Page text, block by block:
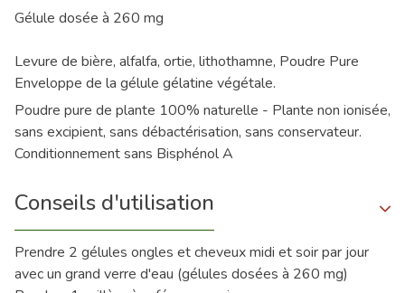
Gélule dosée à 260 mg
Levure de bière, alfalfa, ortie, lithothamne, Poudre Pure
Enveloppe de la gélule gélatine végétale.
Poudre pure de plante 100% naturelle - Plante non ionisée,
sans excipient, sans débactérisation, sans conservateur.
Conditionnement sans Bisphénol A
Conseils d'utilisation
Prendre 2 gélules ongles et cheveux midi et soir par jour
avec un grand verre d'eau (gélules dosées à 260 mg)